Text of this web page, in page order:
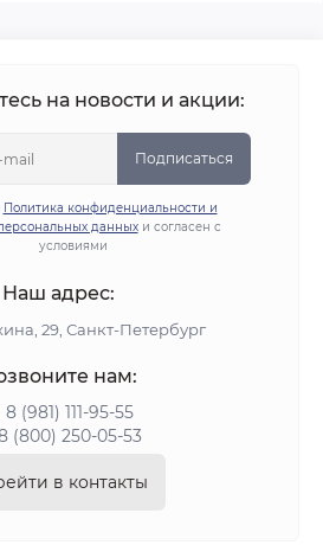
на новости и акции:
Подписаться
Политика конфиденциальности и
данныхи согласен с
условиями
Наш адрес:
29, Санкт-Петербург
нам:
8 (981) 111-95-55
(800) 250-05-53
в контакты